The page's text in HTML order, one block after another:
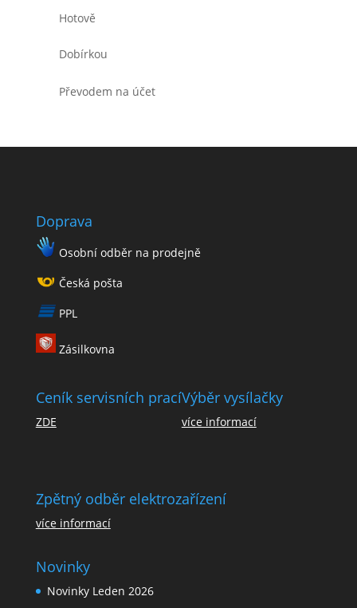
Hotově
Dobírkou
Převodem na účet
Doprava
Osobní odběr na prodejně
Česká pošta
PPL
Zásilkovna
Ceník servisních prací
ZDE
Výběr vysílačky
více informací
Zpětný odběr elektrozařízení
více informací
Novinky
Novinky Leden 2026